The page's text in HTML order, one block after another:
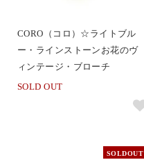
CORO（コロ）☆ライトブル
ー・ラインストーンお花のヴ
ィンテージ・ブローチ
SOLD OUT
SOLDOUT